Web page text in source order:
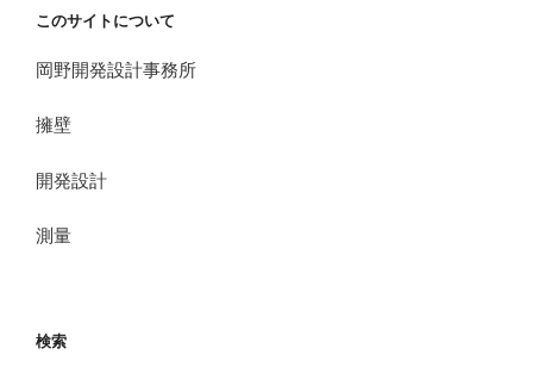
このサイトについて
岡野開発設計事務所
擁壁
開発設計
測量
検索